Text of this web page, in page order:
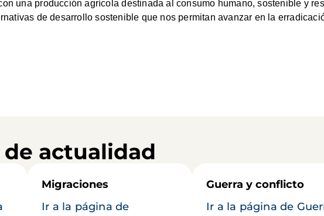
una producción agrícola destinada al consumo humano, sostenible y
de desarrollo sostenible que nos permitan avanzar en la
actualidad
Migraciones
Ir a la página de
Guerra y conflicto
Ir a la página de